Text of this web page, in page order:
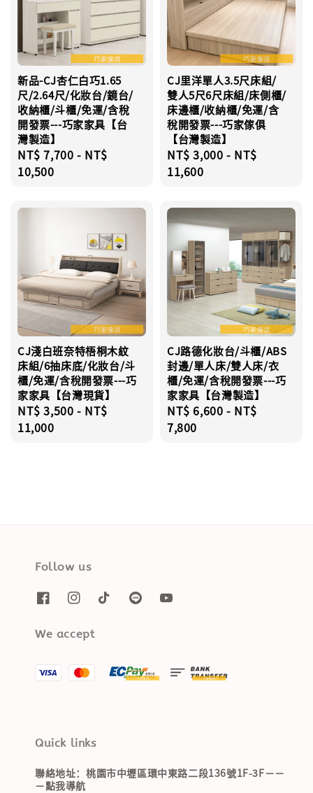
新品-CJ杏仁白巧1.65
尺/2.64尺/化妝台/鏡台/
收納櫃/斗櫃/免運/含稅
開發票---巧家家具【台
灣製造】
Regular
price
NT$ 7,700 - NT$
10,500
CJ里洋單人3.5尺床組/
雙人5尺6尺床組/床側櫃/
床邊櫃/收納櫃/免運/含
稅開發票---巧家傢俱
【台灣製造】
Regular
price
NT$ 3,000 - NT$
11,600
CJ淺白班奈特梧桐木紋
床組/6抽床底/化妝台/斗
櫃/免運/含稅開發票---巧
家家具【台灣現貨】
Regular
price
NT$ 3,500 - NT$
11,000
CJ路德化妝台/斗櫃/ABS
封邊/單人床/雙人床/衣
櫃/免運/含稅開發票---巧
家家具【台灣製造】
Regular
price
NT$ 6,600 - NT$
7,800
Follow us
We accept
Quick links
聯絡地址：桃園市中壢區環中東路二段136號1F-3F－－
－點我導航